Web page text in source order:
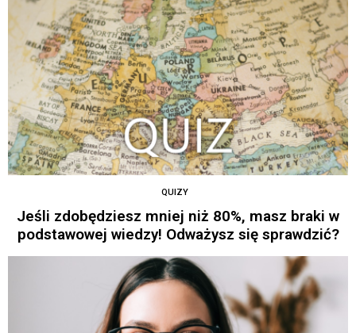
QUIZY
Jeśli zdobędziesz mniej niż 80%, masz braki w
podstawowej wiedzy! Odważysz się sprawdzić?